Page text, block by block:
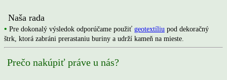
Naša rada
• Pre dokonalý výsledok odporúčame použiť geotextíliu pod dekoračný
štrk, ktorá zabráni prerastaniu buriny a udrží kameň na mieste.
Prečo nakúpiť práve u nás?